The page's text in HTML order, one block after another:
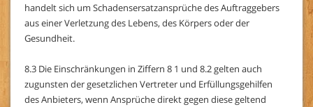
handelt sich um Schadensersatzansprüche des Auftraggebers
aus einer Verletzung des Lebens, des Körpers oder der
Gesundheit.
8.3 Die Einschränkungen in Ziffern 8 1 und 8.2 gelten auch
zugunsten der gesetzlichen Vertreter und Erfüllungsgehilfen
des Anbieters, wenn Ansprüche direkt gegen diese geltend